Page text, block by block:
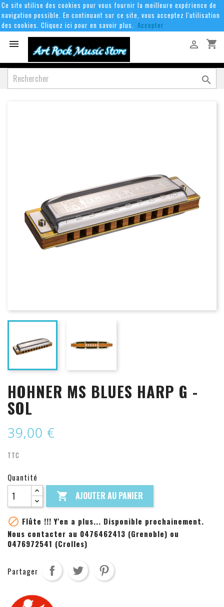
Ce site utilise des cookies pour vous fournir la meilleure expérience de
navigation possible. En continuant sur ce site, vous acceptez l'utilisation
des cookies. Cliquez ici pour en savoir plus. Accepter
 shopping_cart


HOHNER MS BLUES HARP G -
SOL
39,00 €
TTC
Quantité
 AJOUTER AU PANIER
 Flûte !!! Y'en a plus... Disponible prochainement.
Nous contacter au 0476462413 (Grenoble) ou
0476972541 (Crolles)
Partager